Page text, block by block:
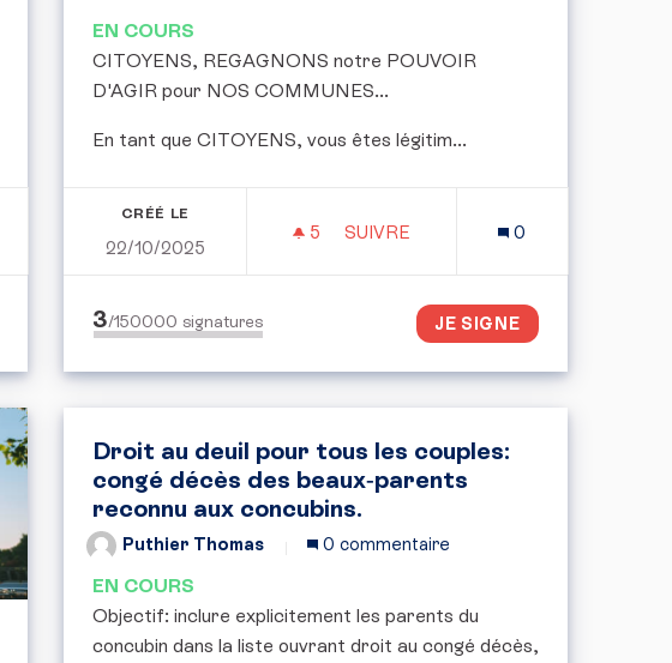
ÉQUITABLE DU RÉGIME DE RETRAITE DES FONCTIONNAIRES ET DU
EN COURS
CITOYENS, REGAGNONS notre POUVOIR
D'AGIR pour NOS COMMUNES...
En tant que CITOYENS, vous êtes légitim...
CRÉÉ LE
22/10/2025
5 5 ABONNÉS
SUIVRE
0
3/150000 signatures JE SIGNE
Droit au deuil pour tous les couples:
congé décès des beaux‑parents
reconnu aux concubins.
Puthier Thomas 0 commentaire
EN COURS
Objectif: inclure explicitement les parents du
concubin dans la liste ouvrant droit au congé décès,